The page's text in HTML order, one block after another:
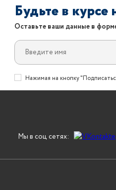
Будьте в
Оставьте ваши данные в
Нажимая на кнопку
Мы в соц сетях: